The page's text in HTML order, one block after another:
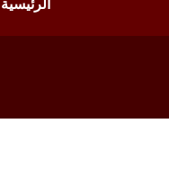
الرئيسية